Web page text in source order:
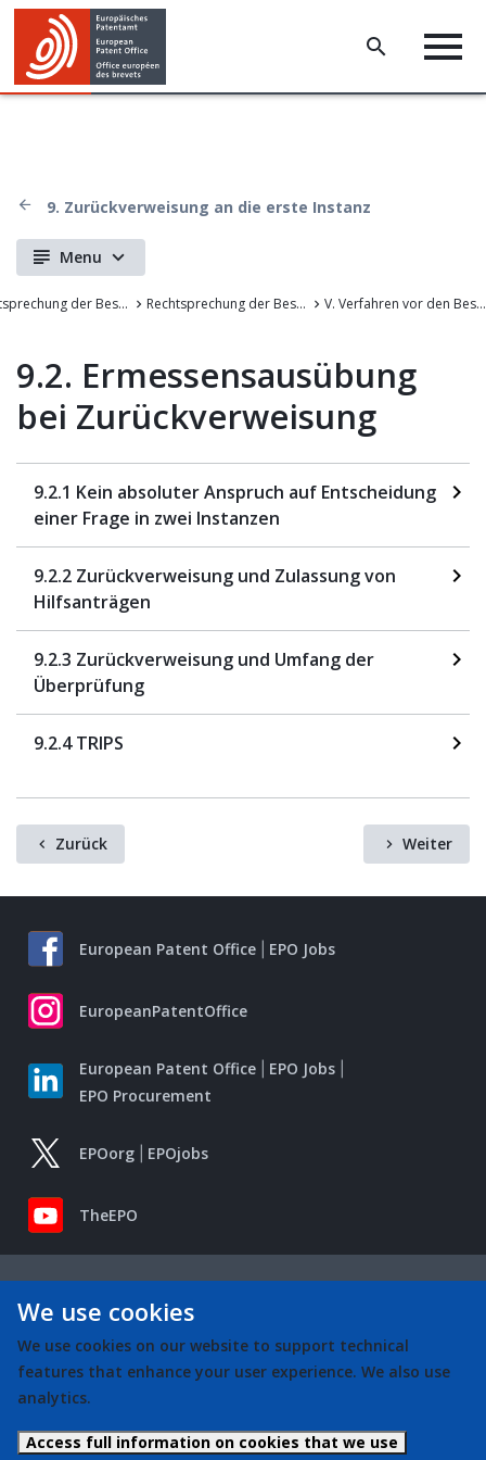
9. Zurückverweisung an die erste Instanz
Menu
Rechtsprechung der Beschwerdekammern des EPA Rechtsprechung der Beschwerdekammern des Europäischen Patentamts V. Verfahren vor den Beschwerdekammern
9.2. Ermessensausübung
bei Zurückverweisung
9.2.1 Kein absoluter Anspruch auf Entscheidung
einer Frage in zwei Instanzen
9.2.2 Zurückverweisung und Zulassung von
Hilfsanträgen
9.2.3 Zurückverweisung und Umfang der
Überprüfung
9.2.4 TRIPS
Zurück Weiter
European Patent Office EPO Jobs
EuropeanPatentOffice
European Patent Office
EPO Jobs
EPO Procurement
EPOorg EPOjobs
TheEPO
We use cookies
We use cookies on our website to support technical
features that enhance your user experience. We also use
analytics.
Access full information on cookies that we use